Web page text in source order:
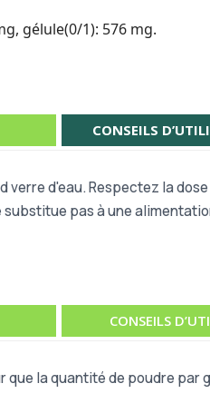
gélule(0/1): 576 mg.
CONSEILS
verre d'eau. Respectez la
pas à une
CONSEILS
que la quantité de poudre